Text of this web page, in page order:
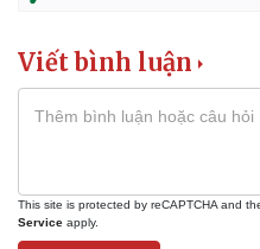
Viết bình luận
This site is protected by reCAPTCHA and
Service apply.